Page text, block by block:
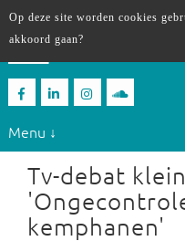
Menu ↓
Tv-debat
kemphanen'
Op deze site worden cookies
akkoord gaan?